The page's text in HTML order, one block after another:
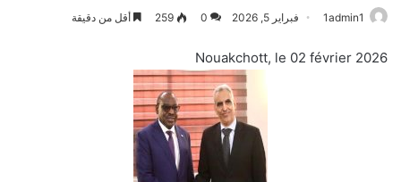
1admin1 فبراير 5, 2026 0
259 أقل من دقيقة
Nouakchott, le 02 février 2026